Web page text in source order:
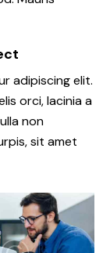
adipiscing elit.
orci, lacinia a
non
sit amet